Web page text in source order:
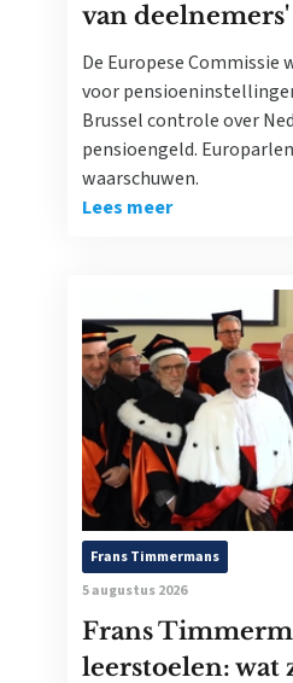
van deelnemers'
De Europese Commissie
voor
Brussel controle over
pensioengeld.
waarschuwen.
Lees meer
Frans Timmermans
5 augustus 2026
Frans
leerstoelen: wat